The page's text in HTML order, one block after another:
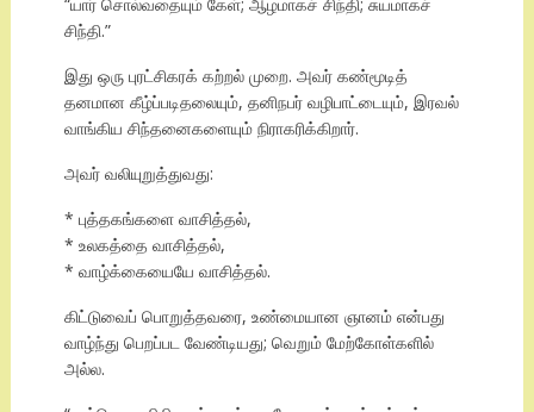
சிந்தி.”
இது ஒரு புரட்சிகரக் கற்றல் முறை. அவர் கண்மூடித்
தனமான கீழ்ப்படிதலையும், தனிநபர் வழிபாட்டையும், இரவல்
வாங்கிய சிந்தனைகளையும் நிராகரிக்கிறார்.
அவர் வலியுறுத்துவது:
* புத்தகங்களை வாசித்தல்,
* உலகத்தை வாசித்தல்,
* வாழ்க்கையையே வாசித்தல்.
கிட்டுவைப் பொறுத்தவரை, உண்மையான ஞானம் என்பது
வாழ்ந்து பெறப்பட வேண்டியது; வெறும் மேற்கோள்களில்
அல்ல.